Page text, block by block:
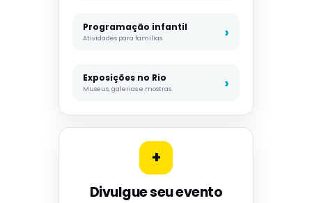
Programação infantil
Atividades para famílias
Exposições no Rio
Museus, galerias e mostras
+
Divulgue seu evento